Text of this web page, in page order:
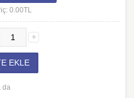
0.00TL
da